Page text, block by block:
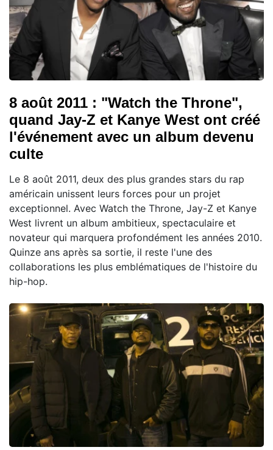
8 août 2011 : "Watch the Throne",
quand Jay-Z et Kanye West ont créé
l'événement avec un album devenu
culte
Le 8 août 2011, deux des plus grandes stars du rap
américain unissent leurs forces pour un projet
exceptionnel. Avec Watch the Throne, Jay-Z et Kanye
West livrent un album ambitieux, spectaculaire et
novateur qui marquera profondément les années 2010.
Quinze ans après sa sortie, il reste l'une des
collaborations les plus emblématiques de l'histoire du
hip-hop.